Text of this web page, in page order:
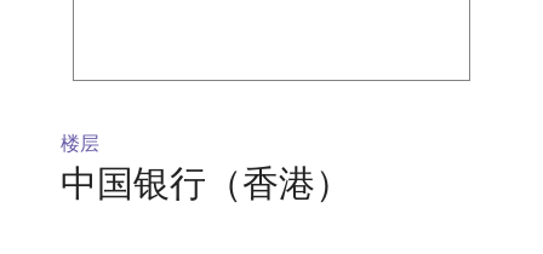
楼层
中国银行（香港）